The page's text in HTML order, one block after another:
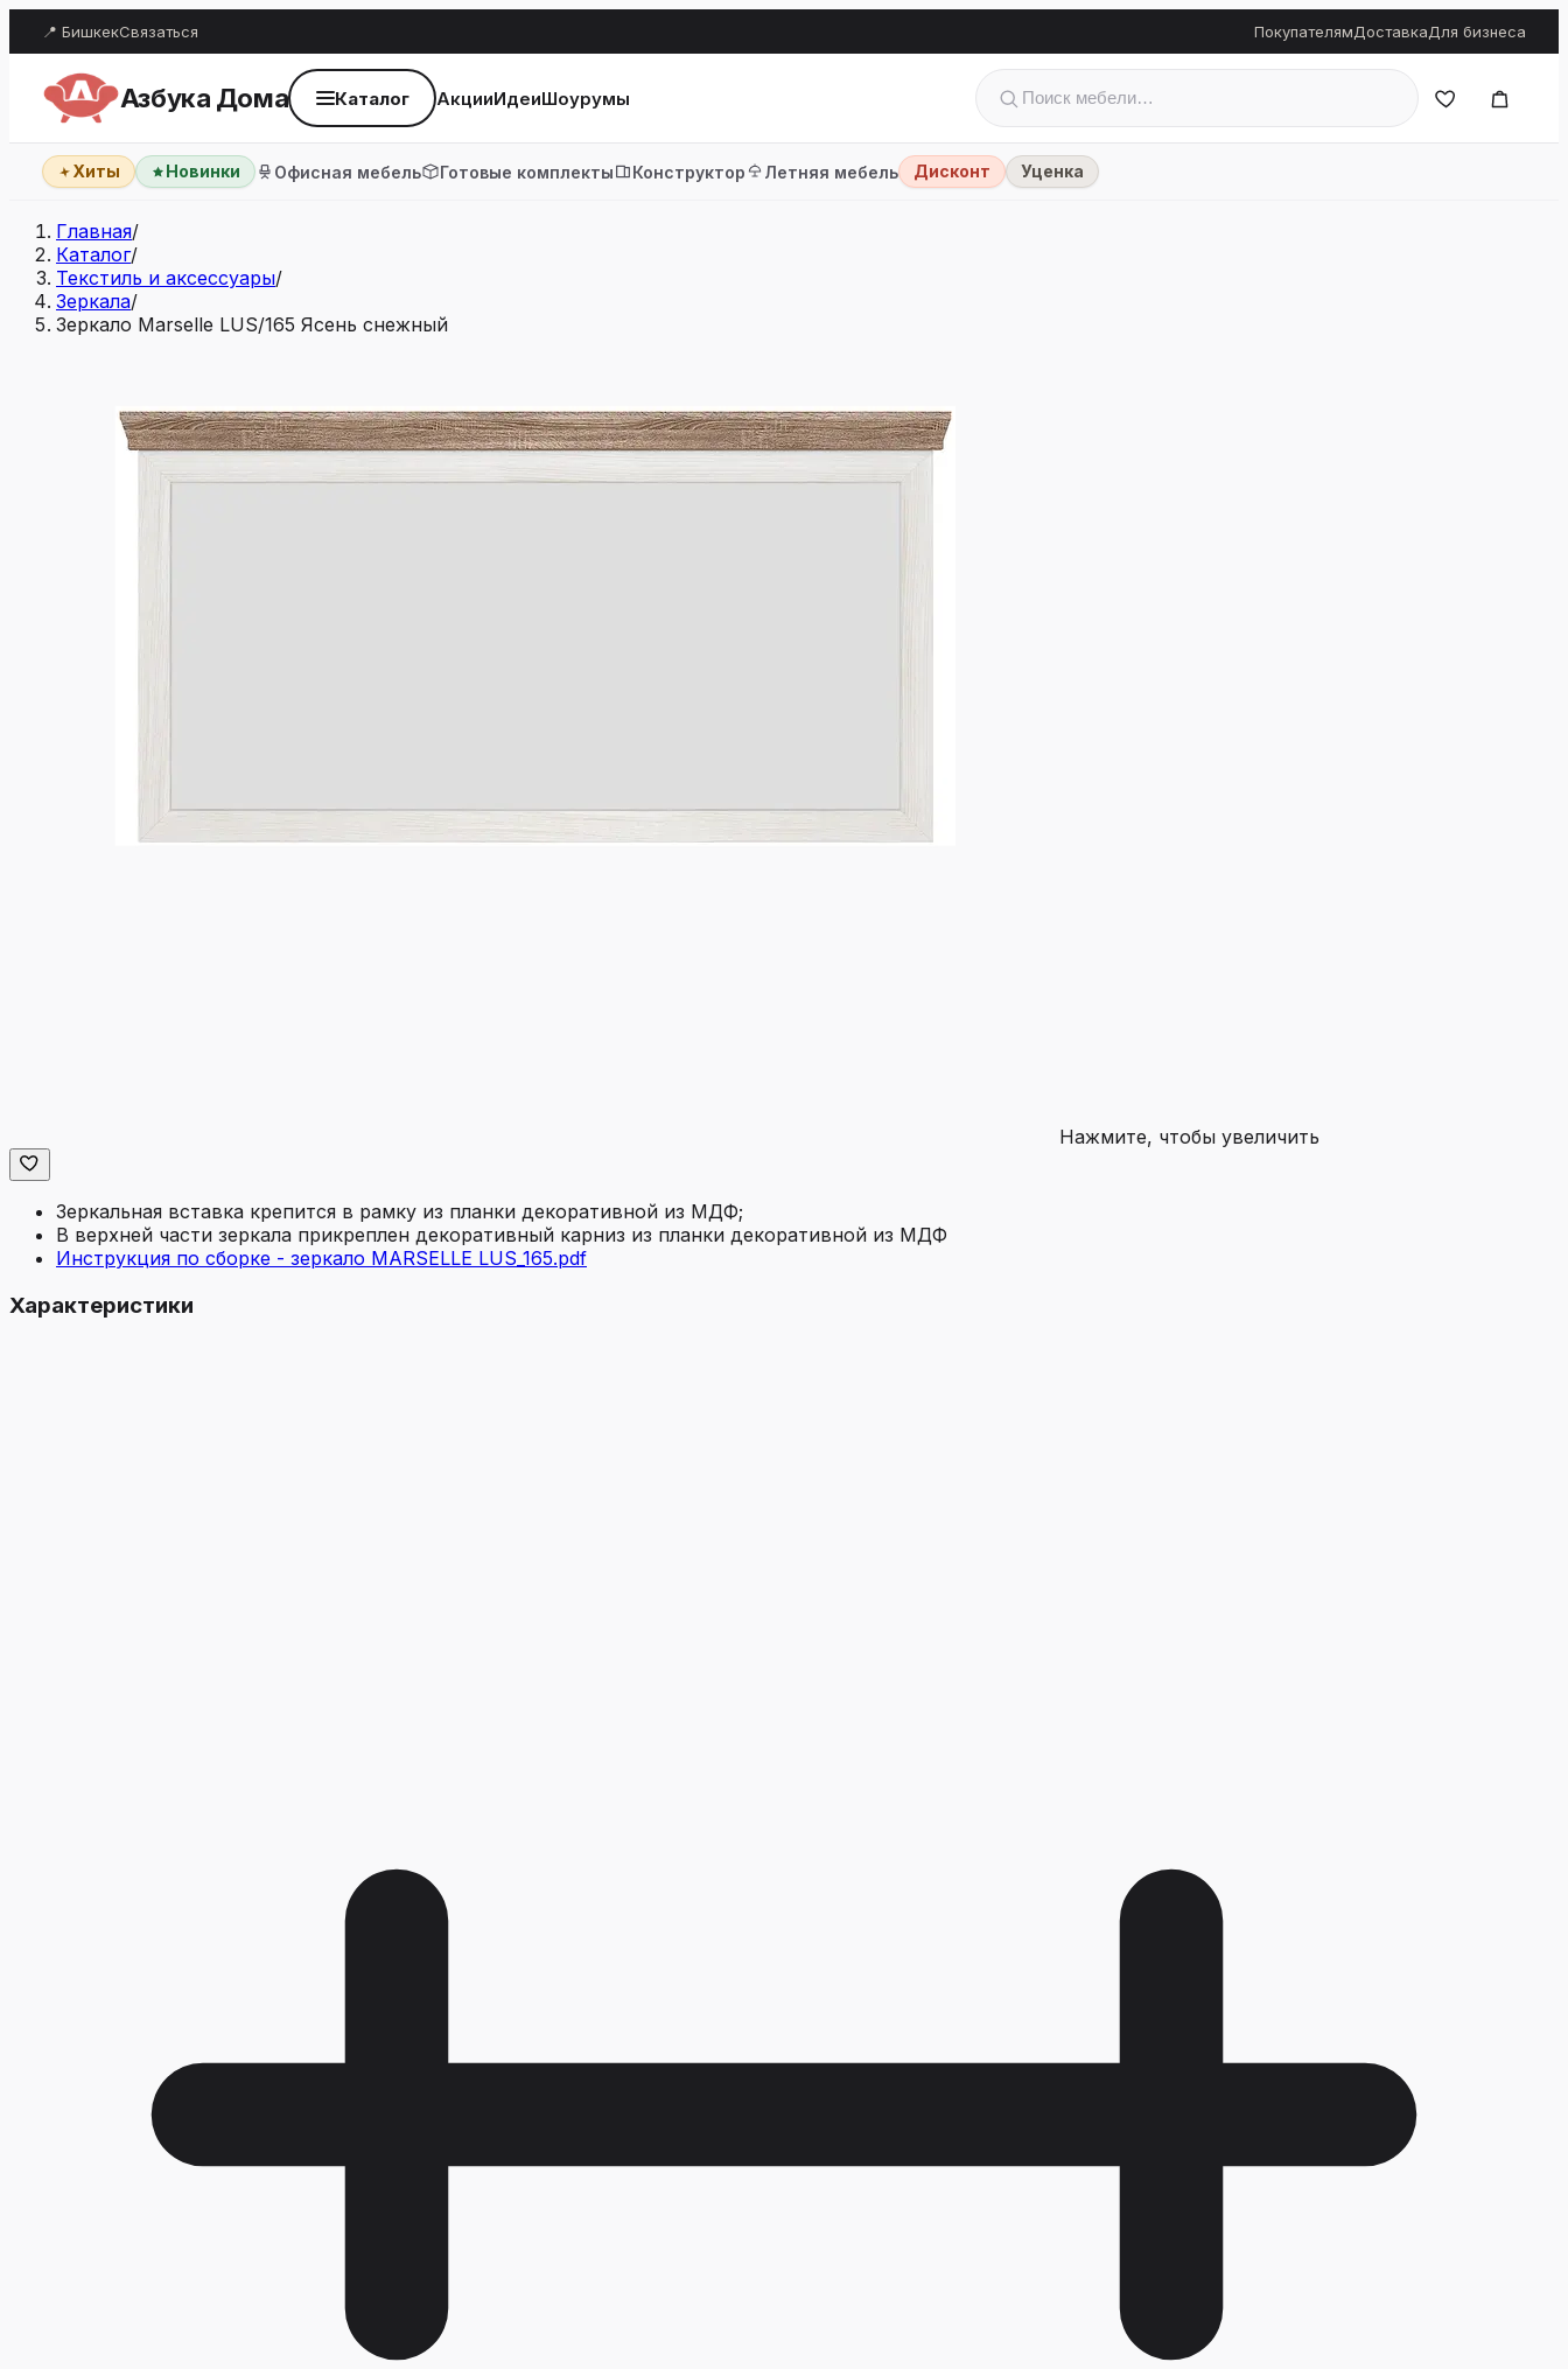
📍 БишкекСвязаться ПокупателямДоставкаДля бизнеса
Азбука Дома Каталог АкцииИдеиШоурумы
Хиты Новинки Офисная мебель Готовые комплекты Конструктор Летняя мебель Дисконт Уценка
Главная/
Каталог/
Текстиль и аксессуары/
Зеркала/
Зеркало Marselle LUS/165 Ясень снежный
Нажмите, чтобы увеличить
Зеркальная вставка крепится в рамку из планки декоративной из МДФ;
В верхней части зеркала прикреплен декоративный карниз из планки декоративной из МДФ
Инструкция по сборке - зеркало MARSELLE LUS_165.pdf
Характеристики